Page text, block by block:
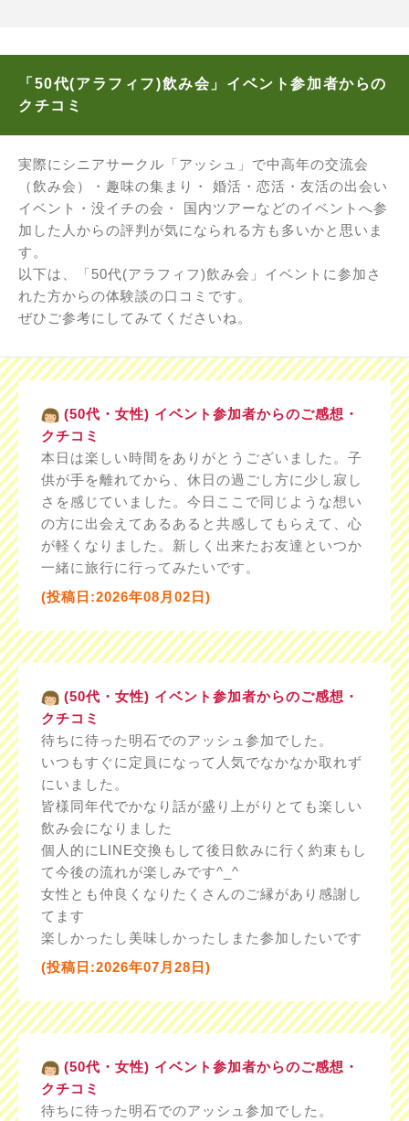
「50代(アラフィフ)飲み会」イベント参加者からの
クチコミ
実際にシニアサークル「アッシュ」で中高年の交流会
（飲み会）・趣味の集まり・ 婚活・恋活・友活の出会い
イベント・没イチの会・ 国内ツアーなどのイベントへ参
加した人からの評判が気になられる方も多いかと思いま
す。
以下は、「50代(アラフィフ)飲み会」イベントに参加さ
れた方からの体験談の口コミです。
ぜひご参考にしてみてくださいね。
(50代・女性) イベント参加者からのご感想・
クチコミ
本日は楽しい時間をありがとうございました。子
供が手を離れてから、休日の過ごし方に少し寂し
さを感じていました。今日ここで同じような想い
の方に出会えてあるあると共感してもらえて、心
が軽くなりました。新しく出来たお友達といつか
一緒に旅行に行ってみたいです。
(投稿日:2026年08月02日)
(50代・女性) イベント参加者からのご感想・
クチコミ
待ちに待った明石でのアッシュ参加でした。
いつもすぐに定員になって人気でなかなか取れず
にいました。
皆様同年代でかなり話が盛り上がりとても楽しい
飲み会になりました
個人的にLINE交換もして後日飲みに行く約束もし
て今後の流れが楽しみです^_^
女性とも仲良くなりたくさんのご縁があり感謝し
てます
楽しかったし美味しかったしまた参加したいです
(投稿日:2026年07月28日)
(50代・女性) イベント参加者からのご感想・
クチコミ
待ちに待った明石でのアッシュ参加でした。